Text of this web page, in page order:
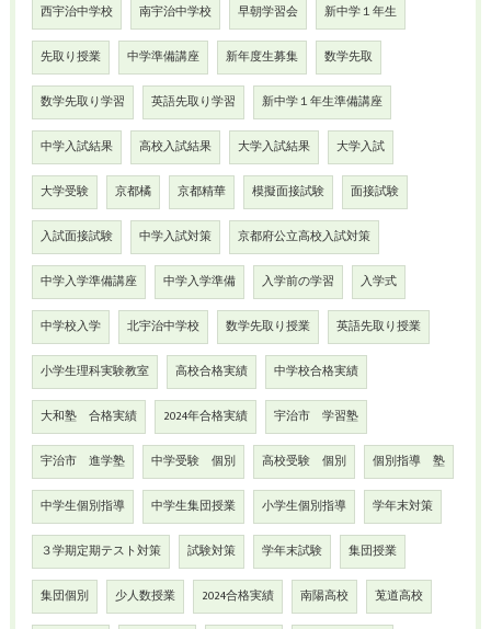
西宇治中学校 南宇治中学校 早朝学習会 新中学１年生
先取り授業 中学準備講座 新年度生募集 数学先取
数学先取り学習 英語先取り学習 新中学１年生準備講座
中学入試結果 高校入試結果 大学入試結果 大学入試
大学受験 京都橘 京都精華 模擬面接試験 面接試験
入試面接試験 中学入試対策 京都府公立高校入試対策
中学入学準備講座 中学入学準備 入学前の学習 入学式
中学校入学 北宇治中学校 数学先取り授業 英語先取り授業
小学生理科実験教室 高校合格実績 中学校合格実績
大和塾 合格実績 2024年合格実績 宇治市 学習塾
宇治市 進学塾 中学受験 個別 高校受験 個別 個別指導 塾
中学生個別指導 中学生集団授業 小学生個別指導 学年末対策
３学期定期テスト対策 試験対策 学年末試験 集団授業
集団個別 少人数授業 2024合格実績 南陽高校 莵道高校